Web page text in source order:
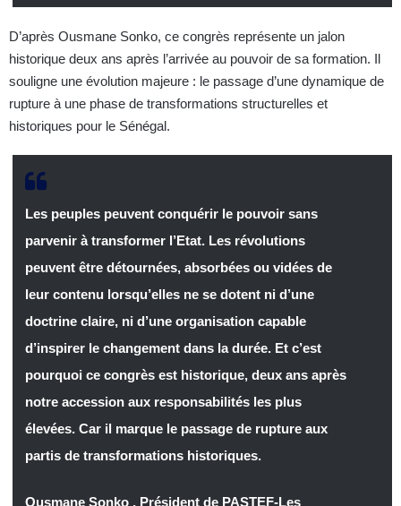
D’après Ousmane Sonko, ce congrès représente un jalon
historique deux ans après l’arrivée au pouvoir de sa formation. Il
souligne une évolution majeure : le passage d’une dynamique de
rupture à une phase de transformations structurelles et
historiques pour le Sénégal.
Les peuples peuvent conquérir le pouvoir sans
parvenir à transformer l’Etat. Les révolutions
peuvent être détournées, absorbées ou vidées de
leur contenu lorsqu’elles ne se dotent ni d’une
doctrine claire, ni d’une organisation capable
d’inspirer le changement dans la durée. Et c’est
pourquoi ce congrès est historique, deux ans après
notre accession aux responsabilités les plus
élevées. Car il marque le passage de rupture aux
partis de transformations historiques.
Ousmane Sonko , Président de PASTEF-Les